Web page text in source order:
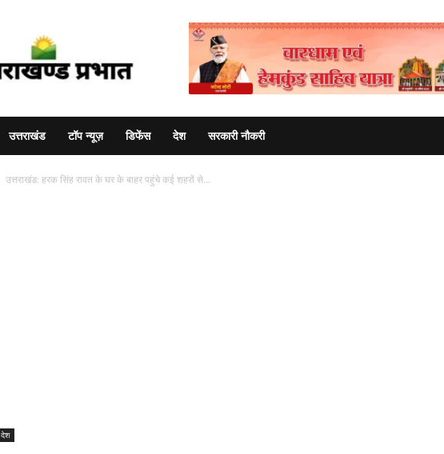
उत्तराखंड टॉप न्यूज़ डिफेंस देश सरकारी नौकरी
उत्तराखंड: हरक सिंह रावत के घर के बाहर पहुंचे कई शहरों से...
देश